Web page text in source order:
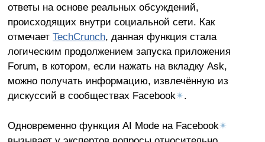
ответы на основе реальных обсуждений,
происходящих внутри социальной сети. Как
отмечает TechCrunch, данная функция стала
логическим продолжением запуска приложения
Forum, в котором, если нажать на вкладку Ask,
можно получать информацию, извлечённую из
дискуссий в сообществах Facebook✴.
Одновременно функция AI Mode на Facebook✴